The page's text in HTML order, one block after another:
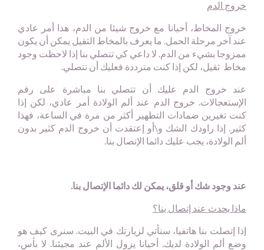
خروج الدم
خروج المخاط، أحيانا مع خروج شيئا من الدم، هذا أمر عادي
عند آخر مرحلة الحمل. ما يعرف بالمخاط الثقيل يمكن أن يكون
ممزوجا بشيء من الدم. لا داعي كي تتصلي بنا إذا لاحظت وجود
مخاط ثقيل، لكن إذا كنت مترددة فعليك أن تتصلي.
عند خروج الدم عليك أن تتصلي بنا مباشرة على رقم
الإستعجالات. خروج الدم عند ألم الولادة أمر عادي، لكن إذا
كنت تغيرين ضمادات التطهير أكثر من مرة في الساعة، فهذا
كثير. إذا راودك الشك و\أو إعتقدت أن خروج الدم كثير بدون
ألم الولادة، يجب عليك دائما الإتصال بنا.
عند وجود شك أو قلق، يمكن لك دائما الإتصال بنا.
ماذا يحدث عند إتصال بنا؟
إذا إتصلت بنا هاتفيا، سنأتي لزيارتك في البيت. سنرى كيف هو
وضع ألم الولادة لديك. أحيانا يزول الألم عند مجيئنا. لا بأس،